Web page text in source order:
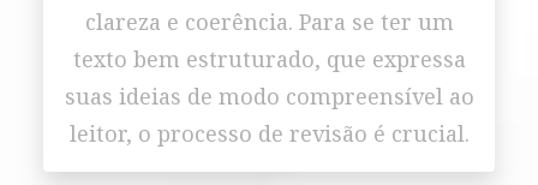
clareza e coerência. Para se ter um
texto bem estruturado, que expressa
suas ideias de modo compreensível ao
leitor, o processo de revisão é crucial.